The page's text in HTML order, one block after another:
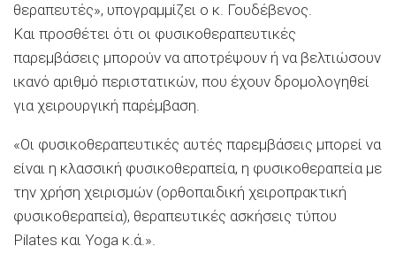
θεραπευτές», υπογραμμίζει ο κ. Γουδέβενος.
Και προσθέτει ότι οι φυσικοθεραπευτικές
παρεμβάσεις μπορούν να αποτρέψουν ή να βελτιώσουν
ικανό αριθμό περιστατικών, που έχουν δρομολογηθεί
για χειρουργική παρέμβαση.
«Οι φυσικοθεραπευτικές αυτές παρεμβάσεις μπορεί να
είναι η κλασσική φυσικοθεραπεία, η φυσικοθεραπεία με
την χρήση χειρισμών (ορθοπαιδική χειροπρακτική
φυσικοθεραπεία), θεραπευτικές ασκήσεις τύπου
Pilates και Yoga κ.ά.».